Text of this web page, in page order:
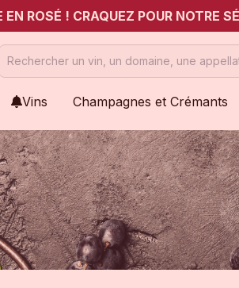
EN ROSÉ ! CRAQUEZ POUR NOTRE
Vins Champagnes et Crémants